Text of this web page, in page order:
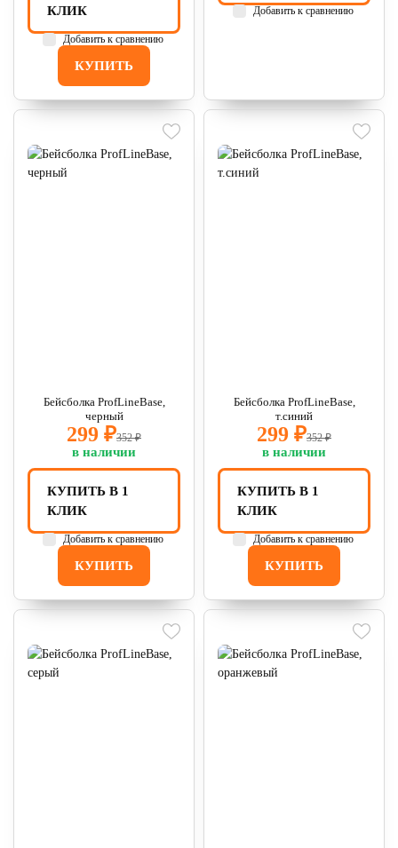
КУПИТЬ
КЛИК
Добавить к сравнению
Добавить к сравнению
Бейсболка ProfLineBase,
черный
299 ₽352 ₽
в наличии
КУПИТЬ
КУПИТЬ В 1
КЛИК
Добавить к сравнению
Бейсболка ProfLineBase,
т.синий
299 ₽352 ₽
в наличии
КУПИТЬ
КУПИТЬ В 1
КЛИК
Добавить к сравнению